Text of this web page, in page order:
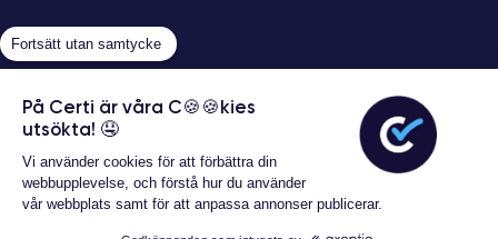
Garanterat 24 månader
Allmänna försäljningsvillkor
Certideal © 2026 Alla rättigheter
Fortsätt utan samtycke
På Certi är våra C🍪🍪kies
utsökta! 🤤
Vi använder cookies för att förbättra din
webbupplevelse, och förstå hur du använder
vår webbplats samt för att anpassa annonser publicerar.